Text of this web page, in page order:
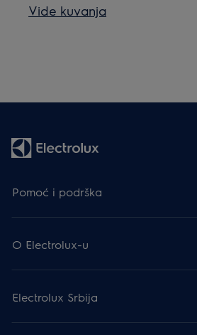
Vide kuvanja
Pomoć i podrška
O Electrolux-u
Electrolux Srbija